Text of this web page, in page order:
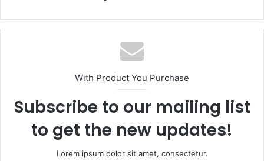
With Product You Purchase
Subscribe to our mailing list
to get the new updates!
Lorem ipsum dolor sit amet, consectetur.